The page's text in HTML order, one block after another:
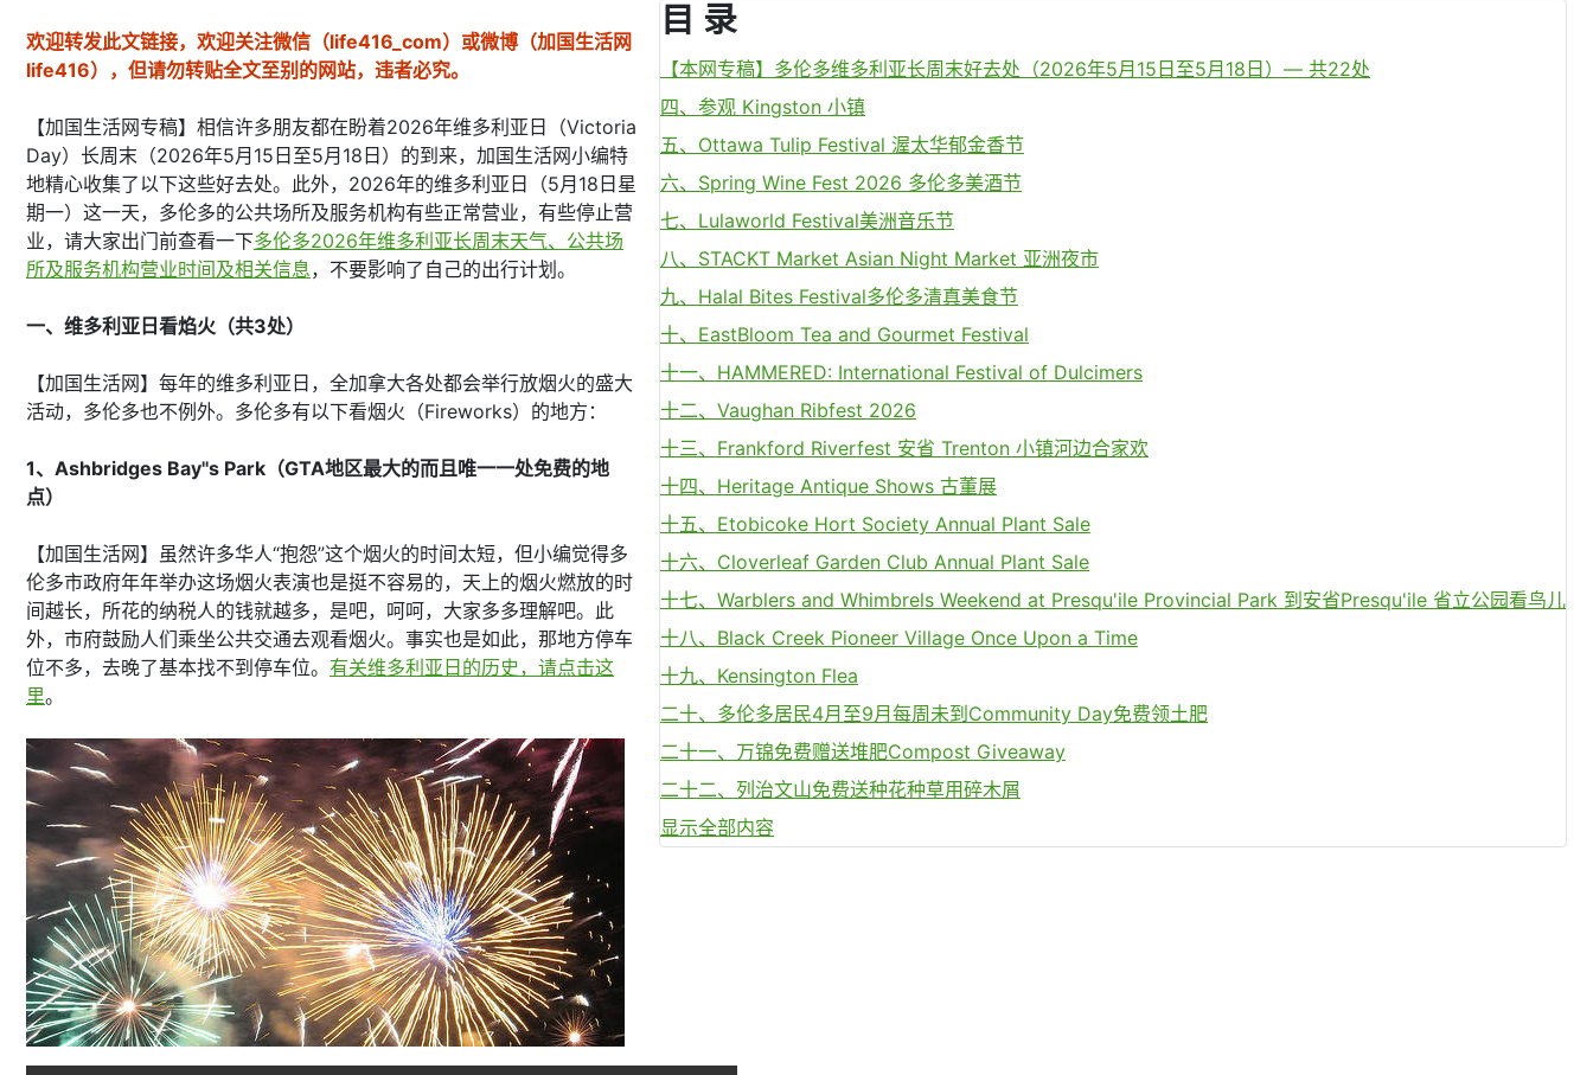
目 录
【本网专稿】多伦多维多利亚长周末好去处（2026年5月15日至5月18日）— 共22处
四、参观 Kingston 小镇
五、Ottawa Tulip Festival 渥太华郁金香节
六、Spring Wine Fest 2026 多伦多美酒节
七、Lulaworld Festival美洲音乐节
八、STACKT Market Asian Night Market 亚洲夜市
九、Halal Bites Festival多伦多清真美食节
十、EastBloom Tea and Gourmet Festival
十一、HAMMERED: International Festival of Dulcimers
十二、Vaughan Ribfest 2026
十三、Frankford Riverfest 安省 Trenton 小镇河边合家欢
十四、Heritage Antique Shows 古董展
十五、Etobicoke Hort Society Annual Plant Sale
十六、Cloverleaf Garden Club Annual Plant Sale
十七、Warblers and Whimbrels Weekend at Presqu'ile Provincial Park 到安省Presqu'ile 省立公园看鸟儿
十八、Black Creek Pioneer Village Once Upon a Time
十九、Kensington Flea
二十、多伦多居民4月至9月每周未到Community Day免费领土肥
二十一、万锦免费赠送堆肥Compost Giveaway
二十二、列治文山免费送种花种草用碎木屑
显示全部内容
欢迎转发此文链接，欢迎关注微信（life416_com）或微博（加国生活网
life416），但请勿转贴全文至别的网站，违者必究。
【加国生活网专稿】相信许多朋友都在盼着2026年维多利亚日（Victoria
Day）长周末（2026年5月15日至5月18日）的到来，加国生活网小编特
地精心收集了以下这些好去处。此外，2026年的维多利亚日（5月18日星
期一）这一天，多伦多的公共场所及服务机构有些正常营业，有些停止营
业，请大家出门前查看一下多伦多2026年维多利亚长周末天气、公共场
所及服务机构营业时间及相关信息，不要影响了自己的出行计划。
一、维多利亚日看焰火（共3处）
【加国生活网】每年的维多利亚日，全加拿大各处都会举行放烟火的盛大
活动，多伦多也不例外。多伦多有以下看烟火（Fireworks）的地方：
1、Ashbridges Bay''s Park（GTA地区最大的而且唯一一处免费的地
点）
【加国生活网】虽然许多华人“抱怨”这个烟火的时间太短，但小编觉得多
伦多市政府年年举办这场烟火表演也是挺不容易的，天上的烟火燃放的时
间越长，所花的纳税人的钱就越多，是吧，呵呵，大家多多理解吧。此
外，市府鼓励人们乘坐公共交通去观看烟火。事实也是如此，那地方停车
位不多，去晚了基本找不到停车位。 有关维多利亚日的历史，请点击这
里。